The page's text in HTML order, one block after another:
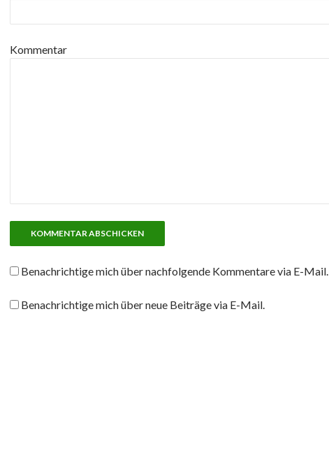
Kommentar
Benachrichtige mich über nachfolgende Kommentare via E-Mail.
Benachrichtige mich über neue Beiträge via E-Mail.